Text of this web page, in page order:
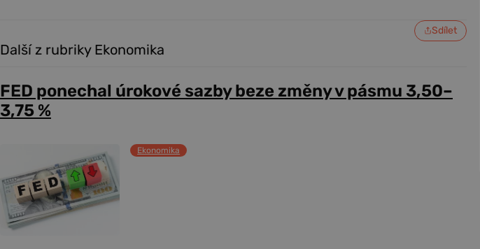
Sdílet
Další z rubriky Ekonomika
FED ponechal úrokové sazby beze změny v pásmu 3,50–
3,75 %
Ekonomika